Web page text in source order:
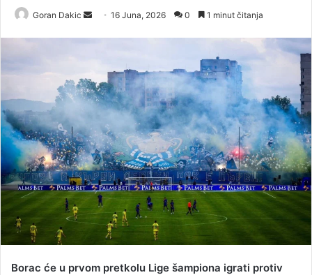
Goran Dakic
a
n
m
a
i
l
16 Juna, 2026 0 1 minut čitanja
Borac će u prvom pretkolu Lige šampiona igrati protiv